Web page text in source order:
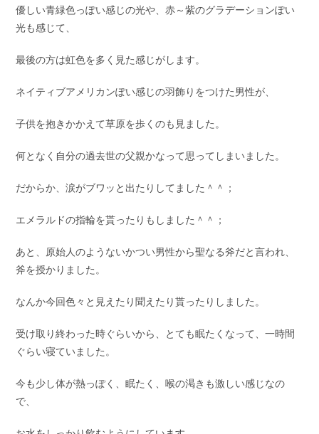
優しい青緑色っぽい感じの光や、赤～紫のグラデーションぽい
光も感じて、
最後の方は虹色を多く見た感じがします。
ネイティブアメリカンぽい感じの羽飾りをつけた男性が、
子供を抱きかかえて草原を歩くのも見ました。
何となく自分の過去世の父親かなって思ってしまいました。
だからか、涙がブワッと出たりしてました＾＾；
エメラルドの指輪を貰ったりもしました＾＾；
あと、原始人のようないかつい男性から聖なる斧だと言われ、
斧を授かりました。
なんか今回色々と見えたり聞えたり貰ったりしました。
受け取り終わった時ぐらいから、とても眠たくなって、一時間
ぐらい寝ていました。
今も少し体が熱っぽく、眠たく、喉の渇きも激しい感じなの
で、